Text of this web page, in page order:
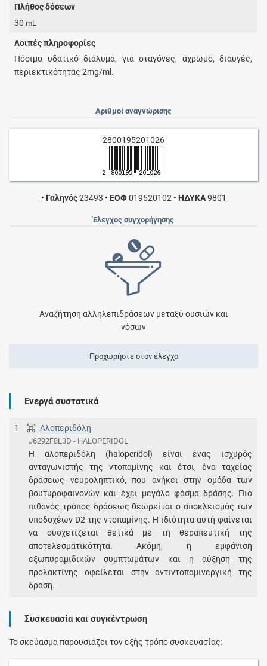
Πλήθος δόσεων
30mL
Λοιπές πληροφορίες
Πόσιμο υδατικό διάλυμα, για σταγόνες, άχρωμο, διαυγές,
περιεκτικότητας 2mg/ml.
Αριθμοί αναγνώρισης
2800195201026
• Γαληνός23493 • ΕΟΦ019520102 • ΗΔΥΚΑ9801
Έλεγχος συγχορήγησης
Αναζήτηση αλληλεπιδράσεων μεταξύ ουσιών και
νόσων
Προχωρήστε στον έλεγχο
Ενεργά συστατικά
1 Αλοπεριδόλη
J6292F8L3D - HALOPERIDOL
Η αλοπεριδόλη (haloperidol) είναι ένας ισχυρός
ανταγωνιστής της ντοπαμίνης και έτσι, ένα ταχείας
δράσεως νευροληπτικό, που ανήκει στην ομάδα των
βουτυροφαινονών και έχει μεγάλο φάσμα δράσης. Πιο
πιθανός τρόπος δράσεως θεωρείται ο αποκλεισμός των
υποδοχέων D2 της ντοπαμίνης. Η ιδιότητα αυτή φαίνεται
να συσχετίζεται θετικά με τη θεραπευτική της
αποτελεσματικότητα. Ακόμη, η εμφάνιση
εξωπυραμιδικών συμπτωμάτων και η αύξηση της
προλακτίνης οφείλεται στην αντιντοπαμινεργική της
δράση.
Συσκευασία και συγκέντρωση
Το σκεύασμα παρουσιάζει τον εξής τρόπο συσκευασίας: